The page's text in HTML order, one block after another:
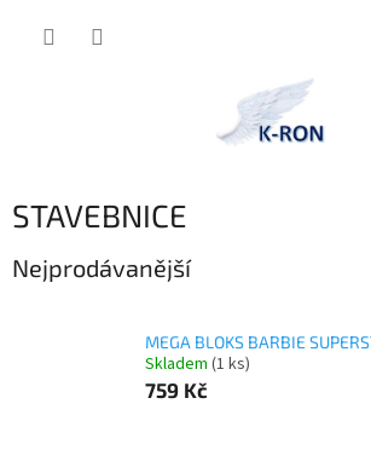
STAVEBNICE
Nejprodávanější
MEGA BLOKS BARBIE
Skladem (1 ks)
759 Kč